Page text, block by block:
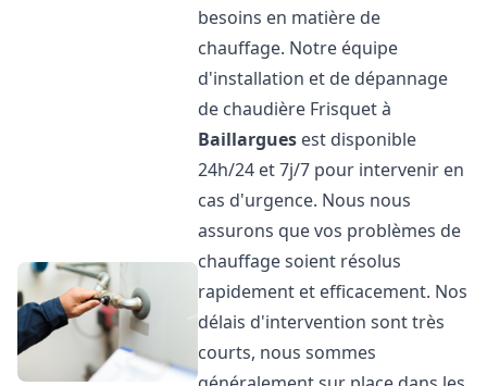
besoins en matière de
chauffage. Notre équipe
d'installation et de dépannage
de chaudière Frisquet à
Baillargues est disponible
24h/24 et 7j/7 pour intervenir en
cas d'urgence. Nous nous
assurons que vos problèmes de
chauffage soient résolus
rapidement et efficacement. Nos
délais d'intervention sont très
courts, nous sommes